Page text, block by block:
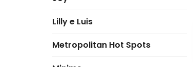
Lilly e Luis
Metropolitan Hot Spots